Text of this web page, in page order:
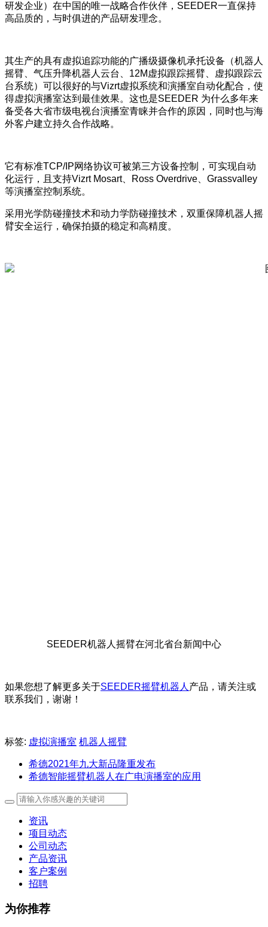
研发企业）在中国的唯一战略合作伙伴，SEEDER一直保持
高品质的，与时俱进的产品研发理念。
其生产的具有虚拟追踪功能的广播级摄像机承托设备（机器人
摇臂 、气压升降机器人云台、12M虚拟跟踪摇臂、虚拟跟踪云
台系统）可以很好的与Vizrt虚拟系统和演播室自动化配合，使
得虚拟演播室达到最佳效果。这也是SEEDER 为什么多年来
备受各大省市级电视台演播室青睐并合作的原因，同时也与海
外客户建立持久合作战略。
它有标准TCP/IP网络协议可被第三方设备控制，可实现自动
化运行，且支持Vizrt Mosart、Ross Overdrive、Grassvalley
等演播室控制系统。
采用光学防碰撞技术和动力学防碰撞技术，双重保障机器人摇
臂安全运行，确保拍摄的稳定和高精度。
SEEDER机器人摇臂在河北省台新闻中心
如果您想了解更多关于SEEDER摇臂机器人 产品 ，请关注或
联系我们，谢谢！
标签: 虚拟演播室 机器人摇臂
希德2021年九大新品隆重发布
希德智能摇臂机器人在广电演播室的应用
资讯
项目动态
公司动态
产品资讯
客户案例
招聘
为你推荐